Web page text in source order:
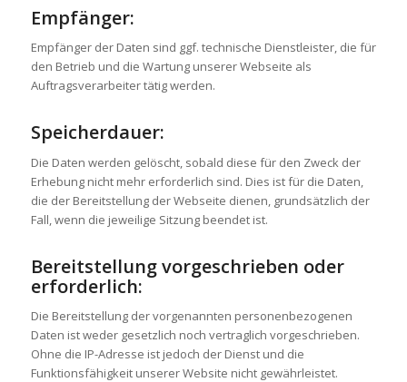
Empfänger:
Empfänger der Daten sind ggf. technische Dienstleister, die für
den Betrieb und die Wartung unserer Webseite als
Auftragsverarbeiter tätig werden.
Speicherdauer:
Die Daten werden gelöscht, sobald diese für den Zweck der
Erhebung nicht mehr erforderlich sind. Dies ist für die Daten,
die der Bereitstellung der Webseite dienen, grundsätzlich der
Fall, wenn die jeweilige Sitzung beendet ist.
Bereitstellung vorgeschrieben oder
erforderlich:
Die Bereitstellung der vorgenannten personenbezogenen
Daten ist weder gesetzlich noch vertraglich vorgeschrieben.
Ohne die IP-Adresse ist jedoch der Dienst und die
Funktionsfähigkeit unserer Website nicht gewährleistet.